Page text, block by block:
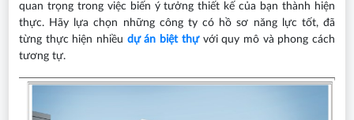
quan trọng trong việc biến ý tưởng thiết kế của bạn thành hiện
thực. Hãy lựa chọn những công ty có hồ sơ năng lực tốt, đã
từng thực hiện nhiều dự án biệt thựvới quy mô và phong cách
tương tự.